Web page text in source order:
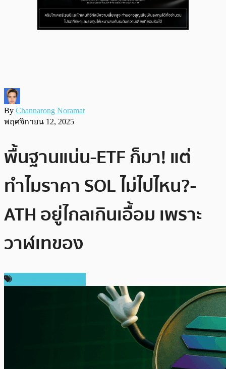
By Channarong Noramat
พฤศจิกายน 12, 2025
พื้นฐานแน่น-ETF ก็มา! แต่
ทำไมราคา SOL ไม่ไปไหน?-
ATH อยู่ไกลเกินเอื้อม เพราะ
วาฬเทของ